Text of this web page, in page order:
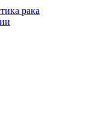
рака